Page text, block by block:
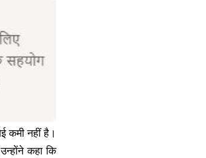
कमी नहीं है।
कहा कि